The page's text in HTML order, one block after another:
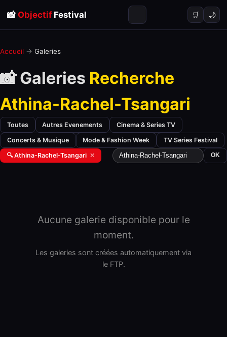
📸 ObjectifFestival 🛒 🌙
Accueil → Galeries
📸 Galeries Recherche
Athina-Rachel-Tsangari
Toutes Autres Evenements Cinema & Series TV
Concerts & Musique Mode & Fashion Week TV Series Festival
🔍 Athina-Rachel-Tsangari ✕ OK
Aucune galerie disponible pour le
moment.
Les galeries sont créées automatiquement via
le FTP.